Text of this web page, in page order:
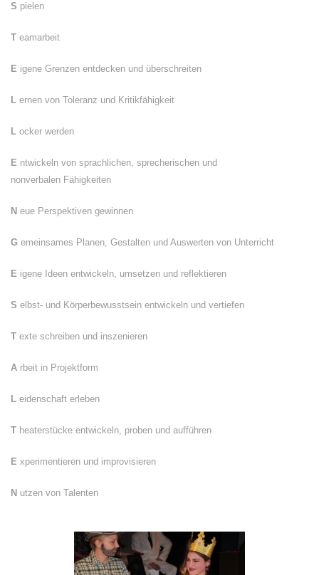
S pielen
T eamarbeit
E igene Grenzen entdecken und überschreiten
L ernen von Toleranz und Kritikfähigkeit
L ocker werden
E ntwickeln von sprachlichen, sprecherischen und
nonverbalen Fähigkeiten
N eue Perspektiven gewinnen
G emeinsames Planen, Gestalten und Auswerten von Unterricht
E igene Ideen entwickeln, umsetzen und reflektieren
S elbst- und Körperbewusstsein entwickeln und vertiefen
T exte schreiben und inszenieren
A rbeit in Projektform
L eidenschaft erleben
T heaterstücke entwickeln, proben und aufführen
E xperimentieren und improvisieren
N utzen von Talenten